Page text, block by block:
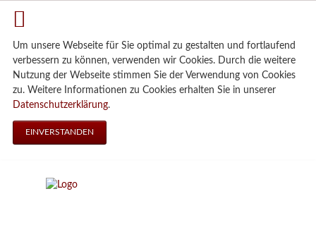
Um unsere Webseite für Sie optimal zu gestalten und fortlaufend
verbessern zu können, verwenden wir Cookies. Durch die weitere
Nutzung der Webseite stimmen Sie der Verwendung von Cookies
zu. Weitere Informationen zu Cookies erhalten Sie in unserer
Datenschutzerklärung.
EINVERSTANDEN